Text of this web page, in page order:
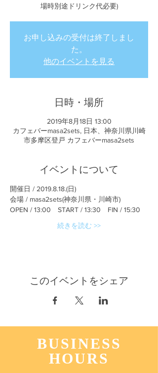
場時別途ドリンク代必要)
お申し込みの受付は終了しまし
た。
他のイベントを見る
日時・場所
2019年8月18日 13:00
カフェバーmasa2sets, 日本、神奈川県川崎
市多摩区登戸 カフェバーmasa2sets
イベントについて
開催日 / 2019.8.18.(日)
会場 / masa2sets(神奈川県・川崎市)
OPEN / 13:00　START / 13:30　FIN / 15:30
続きを読む >>
このイベントをシェア
BUSINESS
HOURS